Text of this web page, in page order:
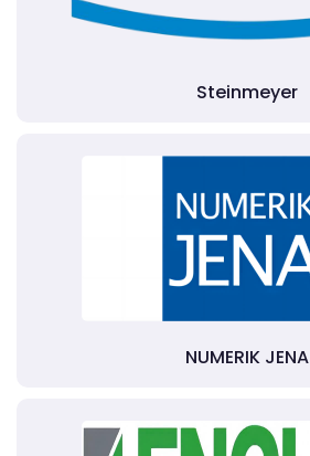
Steinmeyer
NUMERIK JENA